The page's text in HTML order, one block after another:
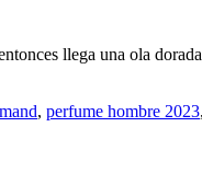
llega una ola
, perfume hombre 2023,